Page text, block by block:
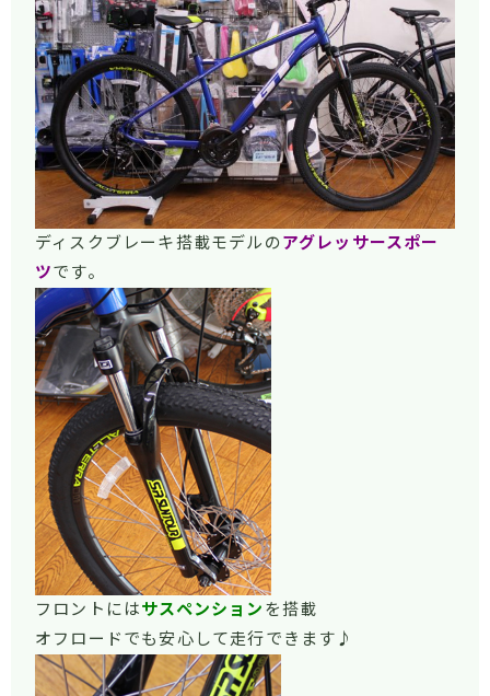
ディスクブレーキ搭載モデルの アグレッサースポー
ツです。
フロントにはサスペンション を搭載
オフロードでも安心して走行できます♪